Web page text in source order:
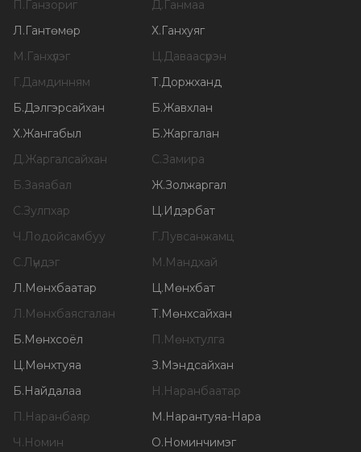
П . Ганзориг Д. Ганмаа
Л . Гантөмөр Х. Ганхуяг
М . Ганхүлэг Ц.Даваасүрэн
Г.Дамдинням Т.Доржханд
Б.Дэлгэрсайхан Б.Жавхлан
Х.Жангабыл Б.Жаргалан
Д.Жаргалсайхан С.Замира
Б.Заяабал Ж.Золжаргал
С.Зулпхар Ц. Идэрбат
Ч .Лодойсамбуу Г.Лувсанжамц
С.Лүндэг М . Мандхай
Л . Мөнхбаатар Ц. Мөнхбат
Л . Мөнхбаясгалан Т. Мөнхсайхан
Б. Мөнхсоёл П . Мөнхтулга
Ц. Мөнхтуяа З. Мэндсайхан
Б. Найдалаа Н . Наранбаатар
П . Наранбаяр М . Нарантуяа-Нара
Ч . Номин О. Номинчимэг